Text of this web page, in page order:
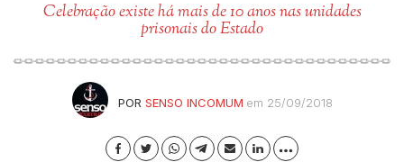
Celebração existe há mais de 10 anos nas unidades
prisonais do Estado
POR SENSO INCOMUM em 25/09/2018